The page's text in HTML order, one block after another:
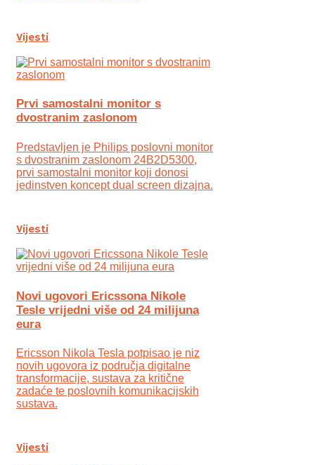
Vijesti
Prvi samostalni monitor s
dvostranim zaslonom
Predstavljen je Philips poslovni monitor
s dvostranim zaslonom 24B2D5300,
prvi samostalni monitor koji donosi
jedinstven koncept dual screen dizajna.
Vijesti
Novi ugovori Ericssona Nikole
Tesle vrijedni više od 24 milijuna
eura
Ericsson Nikola Tesla potpisao je niz
novih ugovora iz područja digitalne
transformacije, sustava za kritične
zadaće te poslovnih komunikacijskih
sustava.
Vijesti